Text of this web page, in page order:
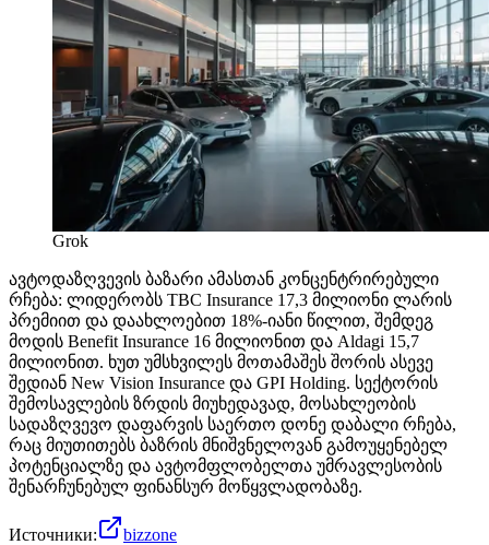
Grok
ავტოდაზღვევის ბაზარი ამასთან კონცენტრირებული
რჩება: ლიდერობს TBC Insurance 17,3 მილიონი ლარის
პრემიით და დაახლოებით 18%-იანი წილით, შემდეგ
მოდის Benefit Insurance 16 მილიონით და Aldagi 15,7
მილიონით. ხუთ უმსხვილეს მოთამაშეს შორის ასევე
შედიან New Vision Insurance და GPI Holding. სექტორის
შემოსავლების ზრდის მიუხედავად, მოსახლეობის
სადაზღვევო დაფარვის საერთო დონე დაბალი რჩება,
რაც მიუთითებს ბაზრის მნიშვნელოვან გამოუყენებელ
პოტენციალზე და ავტომფლობელთა უმრავლესობის
შენარჩუნებულ ფინანსურ მოწყვლადობაზე.
Источники:
bizzone